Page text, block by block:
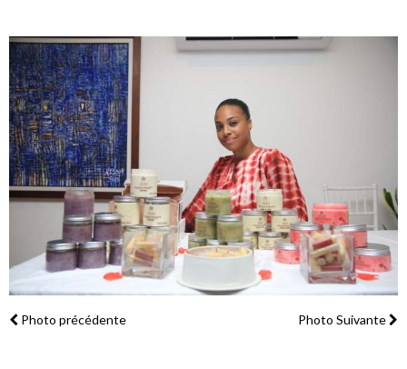
Photo précédente Photo Suivante